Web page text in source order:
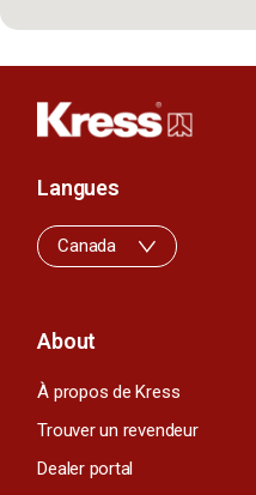
About
À propos de Kress
Trouver un revendeur
Dealer portal
Langues
Canada